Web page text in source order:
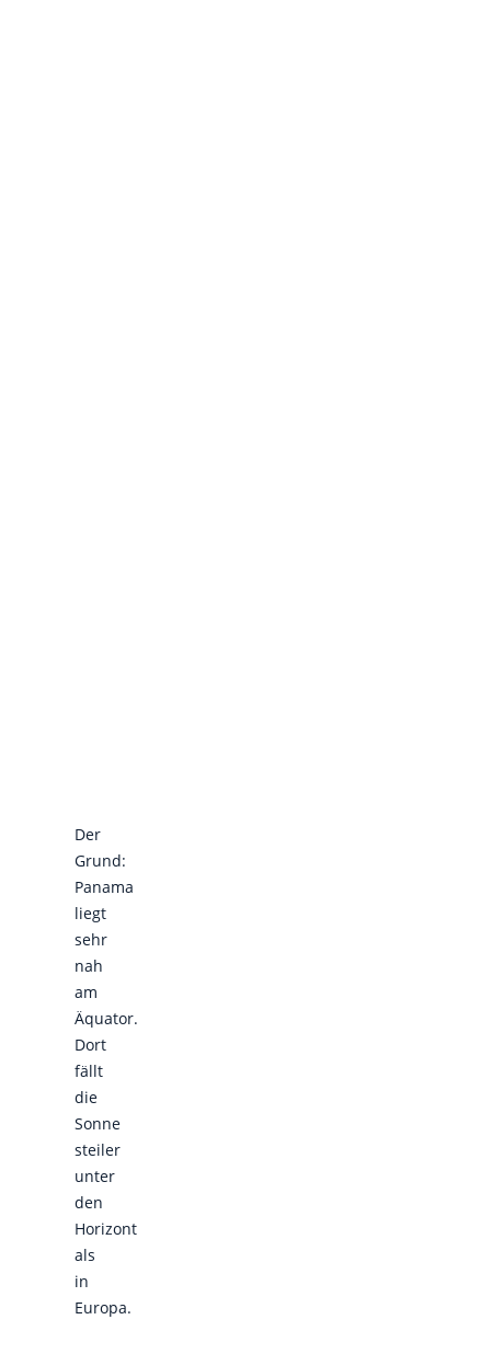
Der
Grund:
Panama
liegt
sehr
nah
am
Äquator.
Dort
fällt
die
Sonne
steiler
unter
den
Horizont
als
in
Europa.